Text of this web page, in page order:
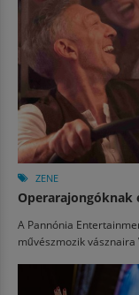
ZENE
Operarajongóknak
A Pannónia
művészmozik vásznaira